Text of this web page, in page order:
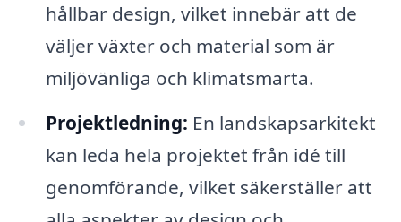
hållbar design, vilket innebär att de
väljer växter och material som är
miljövänliga och klimatsmarta.
Projektledning: En landskapsarkitekt
kan leda hela projektet från idé till
genomförande, vilket säkerställer att